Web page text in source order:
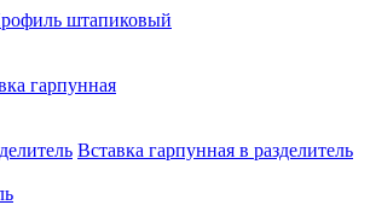
штапиковый
гарпунная
Вставка гарпунная в разделитель